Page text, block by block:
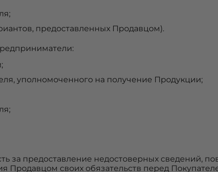
предоставленных Продавцом).
уполномоченного на получение Продукции;
за предоставление недостоверных сведений,
Продавцом своих обязательств перед